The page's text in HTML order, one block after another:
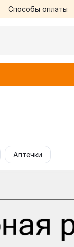
Способы оплаты
Аптечки